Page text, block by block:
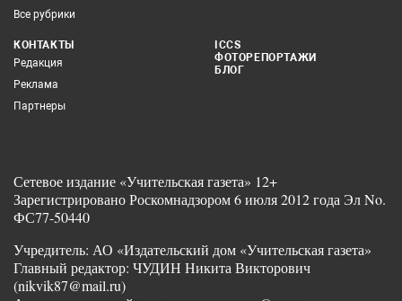
Все рубрики
КОНТАКТЫ
Редакция
Реклама
Партнеры
ICCS
ФОТОРЕПОРТАЖИ
БЛОГ
Сетевое издание «Учительская газета» 12+
Зарегистрировано Роскомнадзором 6 июля 2012 года Эл No.
ФС77-50440
Учредитель: АО «Издательский дом «Учительская газета»
Главный редактор: ЧУДИН Никита Викторович
(nikvik87@mail.ru)